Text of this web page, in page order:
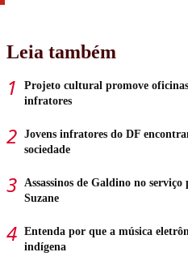
Leia também
Projeto cultural promove
infratores
Jovens infratores do DF
sociedade
Assassinos de Galdino no
Suzane
Entenda por que a música
indígena